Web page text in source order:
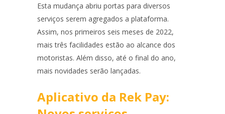
Esta mudança abriu portas para diversos
serviços serem agregados a plataforma.
Assim, nos primeiros seis meses de 2022,
mais três facilidades estão ao alcance dos
motoristas. Além disso, até o final do ano,
mais novidades serão lançadas.
Aplicativo da Rek Pay: